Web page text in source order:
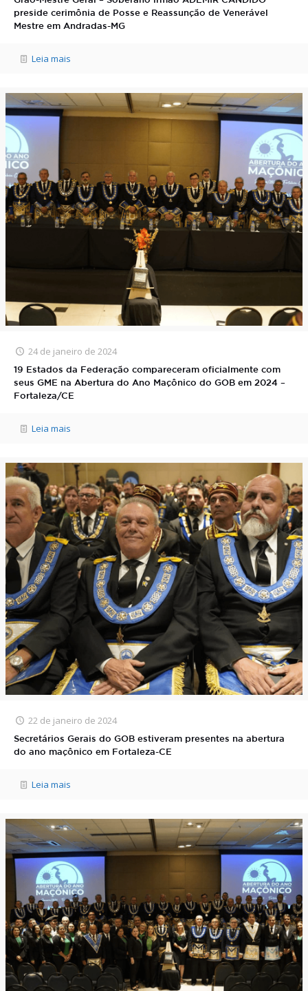
preside cerimônia de Posse e Reassunção de Venerável
Mestre em Andradas-MG
Leia mais
24 de janeiro de 2024
19 Estados da Federação compareceram oficialmente com
seus GME na Abertura do Ano Maçônico do GOB em 2024 –
Fortaleza/CE
Leia mais
22 de janeiro de 2024
Secretários Gerais do GOB estiveram presentes na abertura
do ano maçônico em Fortaleza-CE
Leia mais